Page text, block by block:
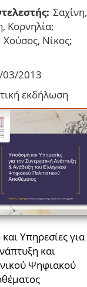
Σαχίνη,
Κορνηλία;
Νίκος;
03/2013
εκδήλωση
Υπηρεσίες για
και
Ψηφιακού